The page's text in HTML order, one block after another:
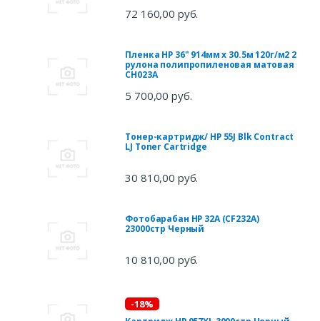
72 160,00 руб.
Пленка HP 36" 914мм х 30.5м 120г/м2 2
рулона полипропиленовая матовая
CH023A
5 700,00 руб.
Тонер-картридж/ HP 55J Blk Contract
LJ Toner Cartridge
30 810,00 руб.
Фотобарабан HP 32A (CF232A)
23000стр Черный
10 810,00 руб.
-18%